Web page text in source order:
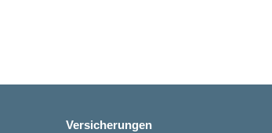
Versicherungen